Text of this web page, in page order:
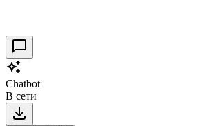
Chatbot
В сети